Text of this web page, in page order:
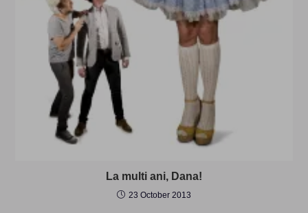
La multi ani, Dana!
23 October 2013